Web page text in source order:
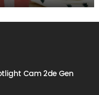
Cam 2de Gen